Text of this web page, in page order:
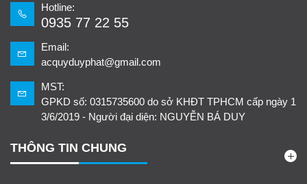
Hotline:
0935 77 22 55
Email:
acquyduyphat@gmail.com
MST:
GPKD số: 0315735600 do sở KHĐT TPHCM cấp ngày 1
3/6/2019 - Người đại diện: NGUYỄN BÁ DUY
THÔNG TIN CHUNG